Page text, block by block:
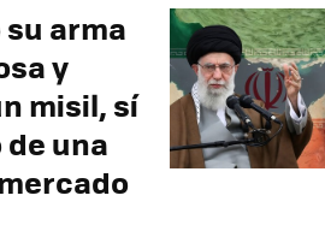
arma
y
misil, sí
una